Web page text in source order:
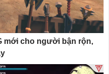
mới cho người bận rộn,